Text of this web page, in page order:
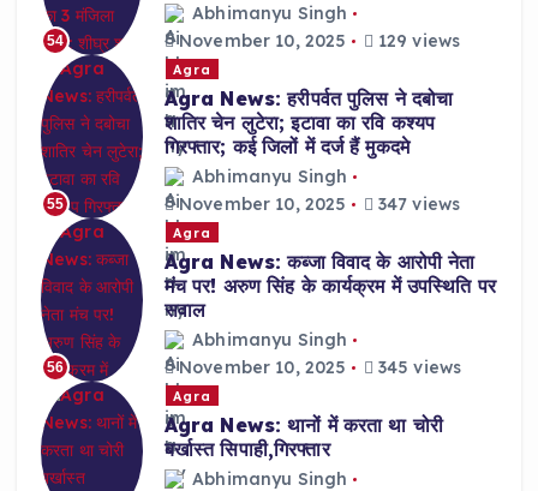
54
Abhimanyu Singh
November 10, 2025
129 views
55
Agra
Agra News: हरीपर्वत पुलिस ने दबोचा
शातिर चेन लुटेरा; इटावा का रवि कश्यप
गिरफ्तार; कई जिलों में दर्ज हैं मुकदमे
Abhimanyu Singh
November 10, 2025
347 views
56
Agra
Agra News: कब्जा विवाद के आरोपी नेता
मंच पर! अरुण सिंह के कार्यक्रम में उपस्थिति पर
सवाल
Abhimanyu Singh
November 10, 2025
345 views
Agra
Agra News: थानों में करता था चोरी
बर्खास्त सिपाही,गिरफ्तार
Abhimanyu Singh